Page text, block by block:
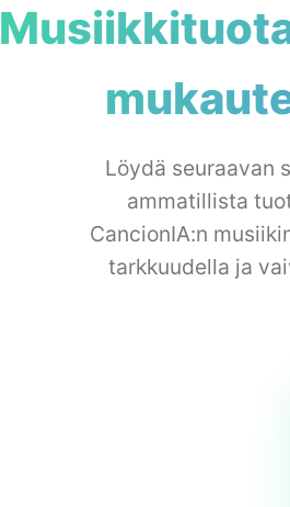
Löydä seuraavan
ammatillista
CancionIA:n
tarkkuudella ja